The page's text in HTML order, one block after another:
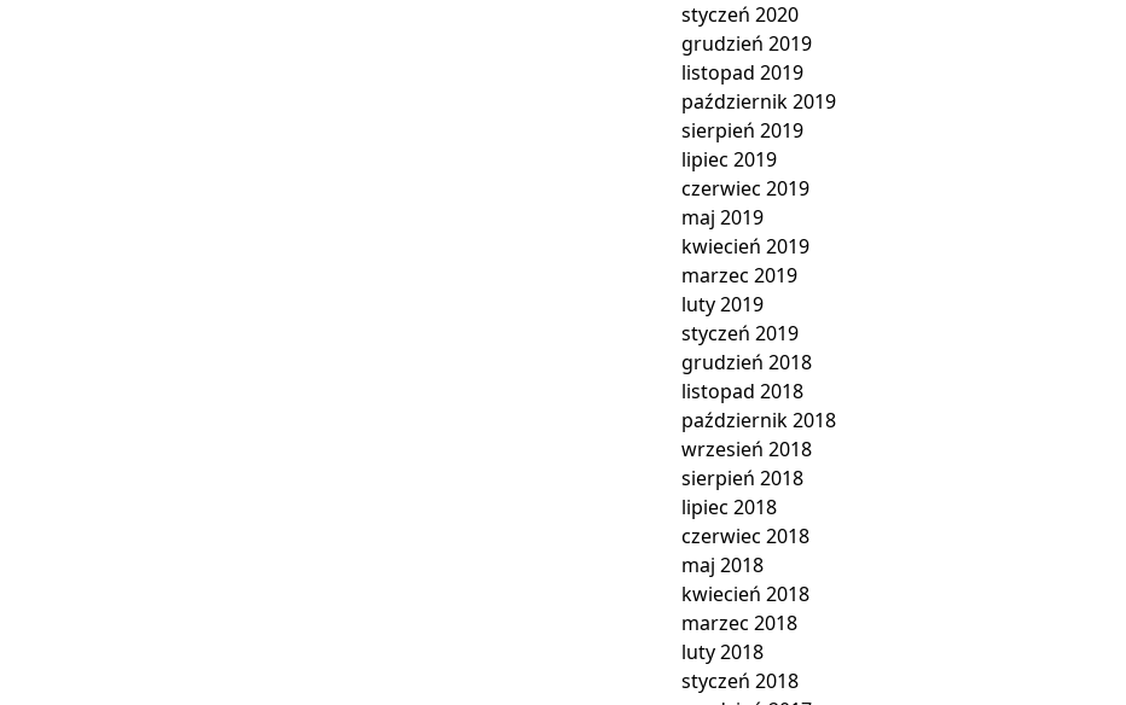
styczeń 2020
grudzień 2019
listopad 2019
październik 2019
sierpień 2019
lipiec 2019
czerwiec 2019
maj 2019
kwiecień 2019
marzec 2019
luty 2019
styczeń 2019
grudzień 2018
listopad 2018
październik 2018
wrzesień 2018
sierpień 2018
lipiec 2018
czerwiec 2018
maj 2018
kwiecień 2018
marzec 2018
luty 2018
styczeń 2018